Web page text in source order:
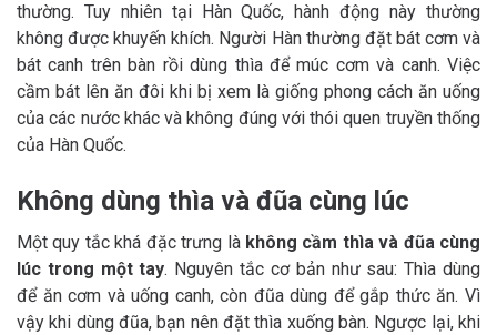
thường. Tuy nhiên tại Hàn Quốc, hành động này thường
không được khuyến khích. Người Hàn thường đặt bát cơm và
bát canh trên bàn rồi dùng thìa để múc cơm và canh. Việc
cầm bát lên ăn đôi khi bị xem là giống phong cách ăn uống
của các nước khác và không đúng với thói quen truyền thống
của Hàn Quốc.
Không dùng thìa và đũa cùng lúc
Một quy tắc khá đặc trưng là không cầm thìa và đũa cùng
lúc trong một tay. Nguyên tắc cơ bản như sau: Thìa dùng
để ăn cơm và uống canh, còn đũa dùng để gắp thức ăn. Vì
vậy khi dùng đũa, bạn nên đặt thìa xuống bàn. Ngược lại, khi